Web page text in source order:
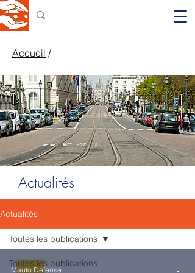
Accueil /
Actualités
Actualités
Toutes les publications
Toutes les publications
Mauto Défense